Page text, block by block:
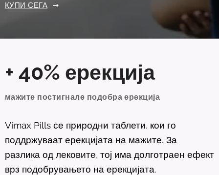
КУПИ СЕГА
+ 40% ерекција
мажите постигнале подобра ерекција
Vimax Pills се природни таблети, кои го
поддржуваат ерекцијата на мажите. За
разлика од лековите, тој има долготраен ефект
врз подобрувањето на ерекцијата.